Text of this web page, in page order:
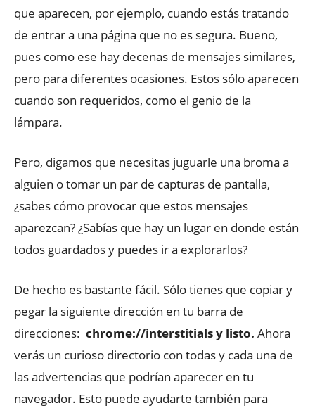
que aparecen, por ejemplo, cuando estás tratando
de entrar a una página que no es segura. Bueno,
pues como ese hay decenas de mensajes similares,
pero para diferentes ocasiones. Estos sólo aparecen
cuando son requeridos, como el genio de la
lámpara.
Pero, digamos que necesitas juguarle una broma a
alguien o tomar un par de capturas de pantalla,
¿sabes cómo provocar que estos mensajes
aparezcan? ¿Sabías que hay un lugar en donde están
todos guardados y puedes ir a explorarlos?
De hecho es bastante fácil. Sólo tienes que copiar y
pegar la siguiente dirección en tu barra de
direcciones: chrome://interstitials y listo. Ahora
verás un curioso directorio con todas y cada una de
las advertencias que podrían aparecer en tu
navegador. Esto puede ayudarte también para